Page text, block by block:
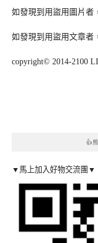
如發現到用盜用圖片者
如發現到用盜用文章者
copyright© 2014-2100
👍
▼馬上加入好物交流團▼